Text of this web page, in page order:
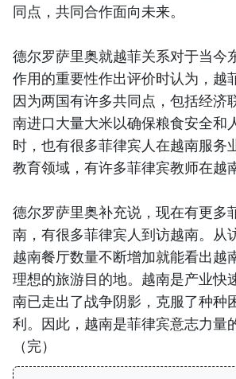
同点，共同合作面向未来。
德尔罗萨里奥就越菲关系对于当今
作用的重要性作出评价时认为，越
因为两国有许多共同点，包括经济
南进口大量大米以确保粮食安全和
时，也有很多菲律宾人在越南服务
教育领域，有许多菲律宾教师在越
德尔罗萨里奥补充说，现在有更多
南，有很多菲律宾人到访越南。从
越南餐厅数量不断增加就能看出越
理想的旅游目的地。越南是产业快
南已走出了战争阴影，克服了种种
利。因此，越南是菲律宾意志力量
（完）